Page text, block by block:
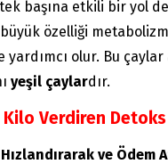
başına etkili bir yol
özelliği
yardımcı olur. Bu
yeşil çaylardır.
Verdiren Detoks
ve Ödem